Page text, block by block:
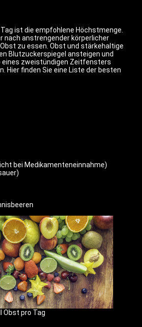
ist die empfohlene Höchstmenge.
nach anstrengender körperlicher
zu essen. Obst und stärkehaltige
Blutzuckerspiegel ansteigen und
eines zweistündigen Zeitfensters
Hier finden Sie eine Liste der besten
bei Medikamenteneinnahme)
Obst pro Tag